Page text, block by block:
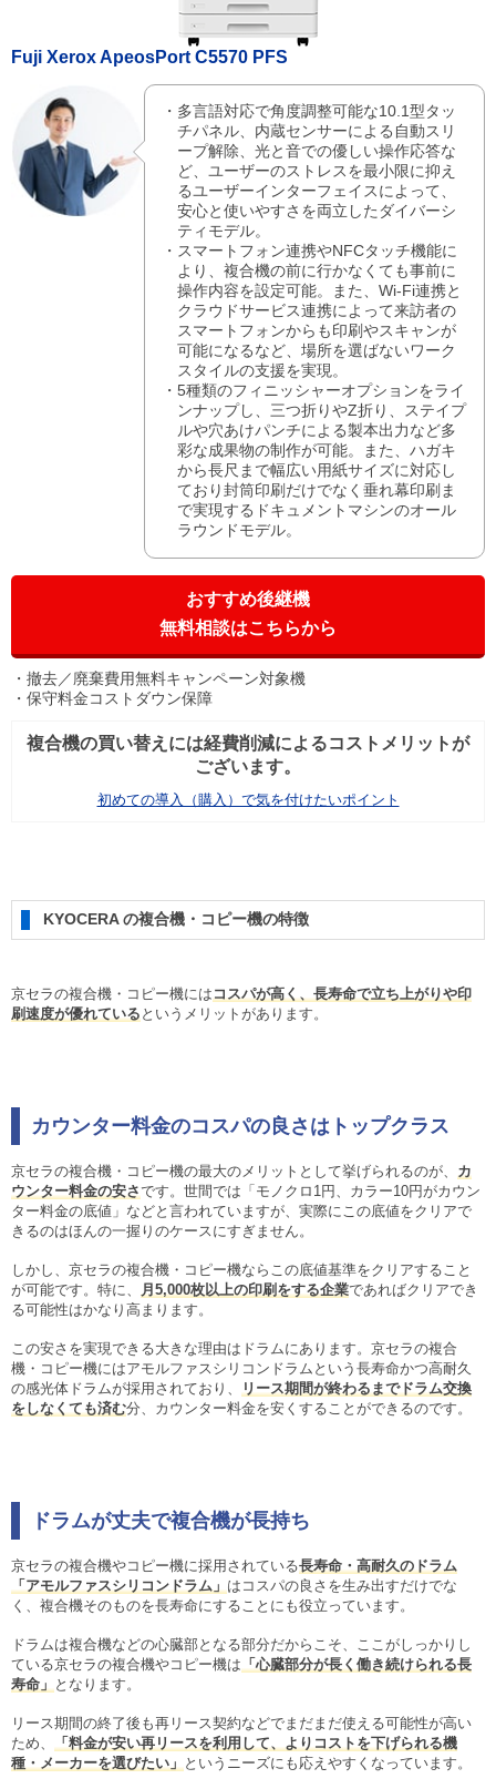
Fuji Xerox ApeosPort C5570 PFS
多言語対応で角度調整可能な10.1型タッ
チパネル、内蔵センサーによる自動スリ
ープ解除、光と音での優しい操作応答な
ど、ユーザーのストレスを最小限に抑え
るユーザーインターフェイスによって、
安心と使いやすさを両立したダイバーシ
ティモデル。
スマートフォン連携やNFCタッチ機能に
より、複合機の前に行かなくても事前に
操作内容を設定可能。また、Wi-Fi連携と
クラウドサービス連携によって来訪者の
スマートフォンからも印刷やスキャンが
可能になるなど、場所を選ばないワーク
スタイルの支援を実現。
5種類のフィニッシャーオプションをライ
ンナップし、三つ折りやZ折り、ステイプ
ルや穴あけパンチによる製本出力など多
彩な成果物の制作が可能。また、ハガキ
から長尺まで幅広い用紙サイズに対応し
ており封筒印刷だけでなく垂れ幕印刷ま
で実現するドキュメントマシンのオール
ラウンドモデル。
おすすめ後継機
無料相談はこちらから
撤去／廃棄費用無料キャンペーン対象機
保守料金コストダウン保障
複合機の買い替えには経費削減によるコストメリットが
ございます。
初めての導入（購入）で気を付けたいポイント
KYOCERA の複合機・コピー機の特徴
京セラの複合機・コピー機には コスパが高く、長寿命で立ち上がりや印
刷速度が優れている というメリットがあります。
カウンター料金のコスパの良さはトップクラス
京セラの複合機・コピー機の最大のメリットとして挙げられるのが、 カ
ウンター料金の安さです。世間では「モノクロ1円、カラー10円がカウン
ター料金の底値」などと言われていますが、実際にこの底値をクリアで
きるのはほんの一握りのケースにすぎません。
しかし、京セラの複合機・コピー機ならこの底値基準をクリアすること
が可能です。特に、
月5,000枚以上の印刷をする企業であればクリアでき
る可能性はかなり高まります。
この安さを実現できる大きな理由はドラムにあります。京セラの複合
機・コピー機にはアモルファスシリコンドラムという長寿命かつ高耐久
の感光体ドラムが採用されており、
リース期間が終わるまでドラム交換
をしなくても済む分、カウンター料金を安くすることができるのです。
ドラムが丈夫で複合機が長持ち
京セラの複合機やコピー機に採用されている長寿命・高耐久のドラム
「アモルファスシリコンドラム」 はコスパの良さを生み出すだけでな
く、複合機そのものを長寿命にすることにも役立っています。
ドラムは複合機などの心臓部となる部分だからこそ、ここがしっかりし
ている京セラの複合機やコピー機は 「心臓部分が長く働き続けられる長
寿命」 となります。
リース期間の終了後も再リース契約などでまだまだ使える可能性が高い
ため、
「料金が安い再リースを利用して、よりコストを下げられる機
種・メーカーを選びたい」 というニーズにも応えやすくなっています。